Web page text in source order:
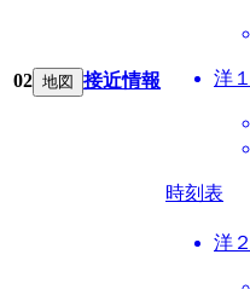
02 地図 接近情報 洋１
時刻表
洋２